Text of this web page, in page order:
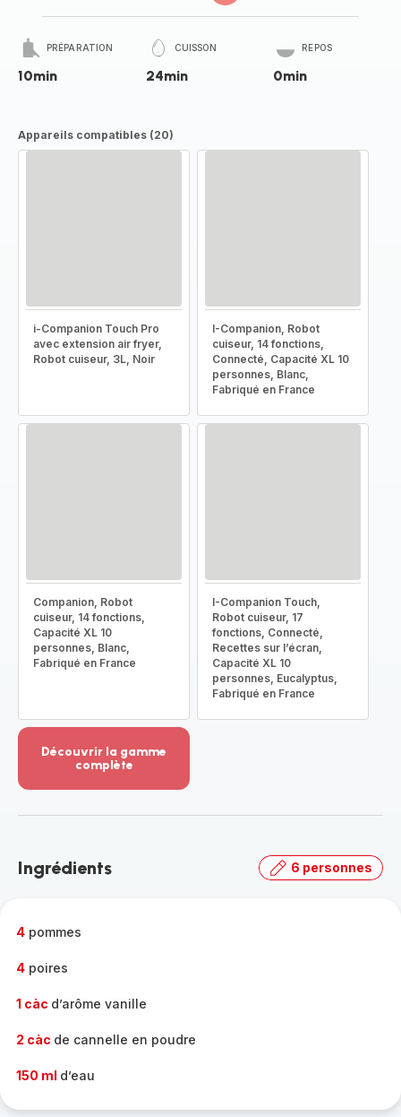
PRÉPARATION
10min
CUISSON
24min
REPOS
0min
Appareils compatibles (20)
i-Companion Touch Pro
avec extension air fryer,
Robot cuiseur, 3L, Noir
I-Companion, Robot
cuiseur, 14 fonctions,
Connecté, Capacité XL 10
personnes, Blanc,
Fabriqué en France
Companion, Robot
cuiseur, 14 fonctions,
Capacité XL 10
personnes, Blanc,
Fabriqué en France
I-Companion Touch,
Robot cuiseur, 17
fonctions, Connecté,
Recettes sur l’écran,
Capacité XL 10
personnes, Eucalyptus,
Fabriqué en France
Découvrir la gamme
complète
-
gamme
Ingrédients 6 personnes
4 pommes
4 poires
1 càc d’arôme vanille
2 càc de cannelle en poudre
150 ml d’eau